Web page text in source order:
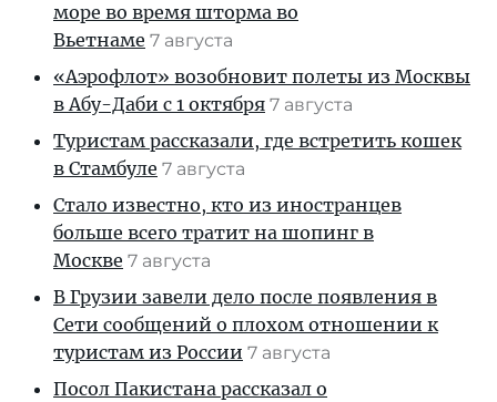
море во время шторма во
Вьетнаме 7 августа
«Аэрофлот» возобновит полеты из Москвы
в Абу-Даби с 1 октября 7 августа
Туристам рассказали, где встретить кошек
в Стамбуле 7 августа
Стало известно, кто из иностранцев
больше всего тратит на шопинг в
Москве 7 августа
В Грузии завели дело после появления в
Сети сообщений о плохом отношении к
туристам из России 7 августа
Посол Пакистана рассказал о